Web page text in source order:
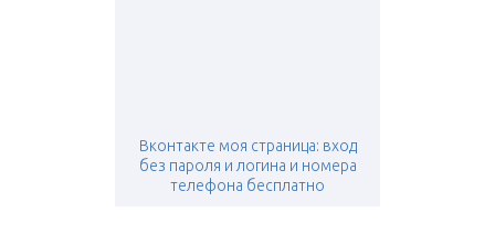
Вконтакте моя страница: вход
без пароля и логина и номера
телефона бесплатно